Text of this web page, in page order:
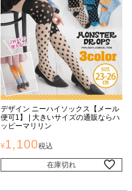
デザイン ニーハイソックス【メール
便可1】 | 大きいサイズの通販ならハ
ッピーマリリン
¥1,100税込
在庫切れ